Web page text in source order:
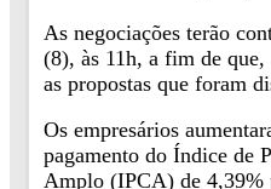
As negociações terão
(8), às 11h, a fim de
as propostas que foram
Os empresários
pagamento do Índice de
Amplo (IPCA) de 4,39%